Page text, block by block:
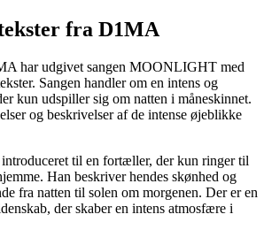
fra D1MA
har udgivet sangen MOONLIGHT med
Sangen handler om en intens og
kun udspiller sig om natten i måneskinnet.
og beskrivelser af de intense øjeblikke
til en fortæller, der kun ringer til
Han beskriver hendes skønhed og
fra natten til solen om morgenen. Der er en
der skaber en intens atmosfære i